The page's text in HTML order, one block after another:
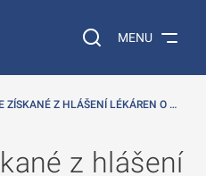
Vyhledávání na
MENU
ZÍSKANÉ Z HLÁŠENÍ LÉKÁREN O …
z hlášení